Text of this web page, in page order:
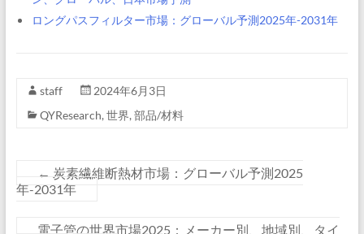
ロングパスフィルター市場：グローバル予測2025年-2031年
staff
2024年6月3日
QYResearch, 世界, 部品/材料
← 炭素繊維断熱材市場：グローバル予測2025
年-2031年
電子管の世界市場2025：メーカー別、地域別、タイ